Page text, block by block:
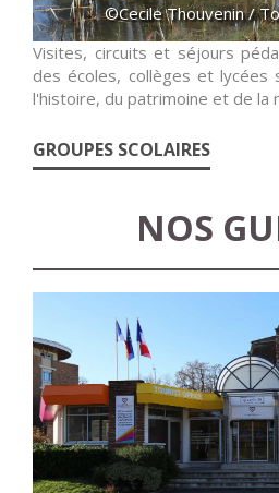
©Cecile Thouvenin /
Visites, circuits et séjours
des écoles, collèges et lycées
l'histoire, du patrimoine et de la
GROUPES SCOLAIRES
NOS